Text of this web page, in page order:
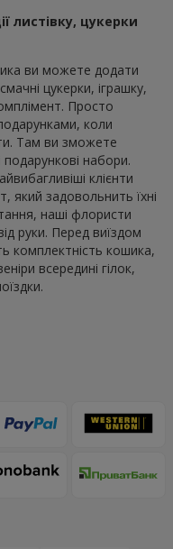
листівку, цукерки
ви можете додати
цукерки, іграшку,
Просто
коли
Там ви зможете
подарункові набори.
клієнти
який задовольнить їхні
наші флористи
руки. Перед виїздом
комплектність кошика,
всередині гілок,